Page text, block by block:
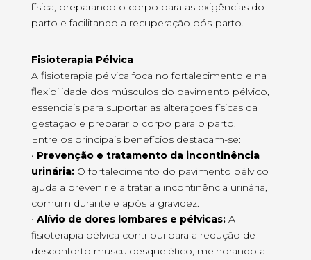
física, preparando o corpo para as exigências do
parto e facilitando a recuperação pós-parto.
Fisioterapia Pélvica
A fisioterapia pélvica foca no fortalecimento e na
flexibilidade dos músculos do pavimento pélvico,
essenciais para suportar as alterações físicas da
gestação e preparar o corpo para o parto.
Entre os principais benefícios destacam-se:
• Prevenção e tratamento da incontinência
urinária:O fortalecimento do pavimento pélvico
ajuda a prevenir e a tratar a incontinência urinária,
comum durante e após a gravidez.
• Alívio de dores lombares e pélvicas:A
fisioterapia pélvica contribui para a redução de
desconforto musculoesquelético, melhorando a